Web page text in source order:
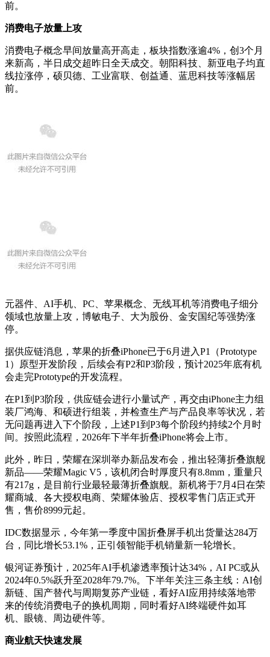
前。
消费电子放量上攻
消费电子概念早间放量高开高走，板块指数涨逾4%，创3个月
来新高，半日成交超昨日全天成交。朝阳科技、新亚电子均直
线拉涨停，硕贝德、工业富联、创益通、蓝思科技等涨幅居
前。
元器件、AI手机、PC、苹果概念、无线耳机等消费电子细分
领域也放量上攻，博敏电子、大为股份、金安国纪等强势涨
停。
据供应链消息，苹果的折叠iPhone已于6月进入P1（Prototype
1）原型开发阶段，后续会有P2和P3阶段，预计2025年底有机
会走完Prototype的开发流程。
在P1到P3阶段，供应链会进行小量试产，再交由iPhone主力组
装厂鸿海、和硕进行组装，并检查生产与产品良率等状况，若
无问题再进入下个阶段，上述P1到P3每个阶段约持续2个月时
间。按照此流程，2026年下半年折叠iPhone将会上市。
此外，昨日，荣耀在深圳举办新品发布会，推出轻薄折叠旗舰
新品——荣耀Magic V5，该机闭合时厚度只有8.8mm，重量只
有217g，是目前行业最轻最薄折叠旗舰。新机将于7月4日在荣
耀商城、各大授权电商、荣耀体验店、授权零售门店正式开
售，售价8999元起。
IDC数据显示，今年第一季度中国折叠屏手机出货量达284万
台，同比增长53.1%，正引领智能手机销量新一轮增长。
银河证券预计，2025年AI手机渗透率预计达34%，AI PC或从
2024年0.5%跃升至2028年79.7%。下半年关注三条主线：AI创
新链、国产替代与周期复苏产业链，看好AI应用持续落地带
来的传统消费电子的换机周期，同时看好AI终端硬件如耳
机、眼镜、周边硬件等。
商业航天快速发展